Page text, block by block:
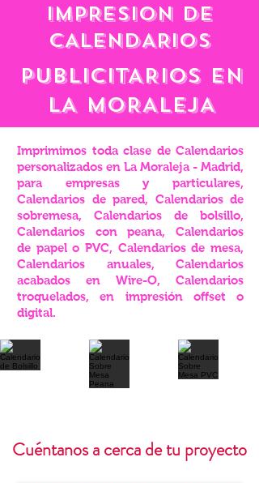
IMPRESIoN DE
CALENDARIOS
PUBLICITARIOS EN
lA MORALEJA
Imprimimos toda clase de Calendarios
personalizados en La Moraleja - Madrid,
para empresas y particulares,
Calendarios de pared, Calendarios de
sobremesa, Calendarios de bolsillo,
Calendarios con peana, Calendarios
de papel o PVC, Calendarios de mesa,
Calendarios anuales, Calendarios
acabados en Wire-O, Calendarios
troquelados, en impresión offset o
digital.
Cuéntanos a cerca de tu proyecto